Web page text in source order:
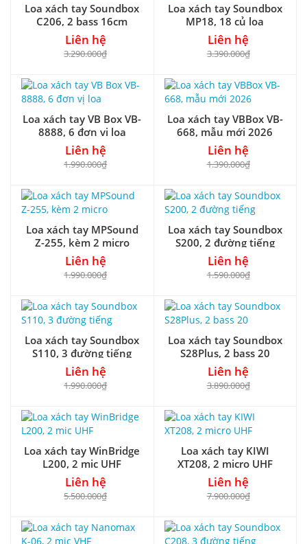
Loa xách tay Soundbox
C206, 2 bass 16cm
Liên hệ
3.290.000₫
Loa xách tay Soundbox
MP18, 18 củ loa
Liên hệ
3.390.000₫
Loa xách tay VB Box VB-
8888, 6 đơn vị loa
Liên hệ
1.990.000₫
Loa xách tay VBBox VB-
668, mẫu mới 2026
Liên hệ
1.390.000₫
Loa xách tay MPSound
Z-255, kèm 2 micro
Liên hệ
1.990.000₫
Loa xách tay Soundbox
S200, 2 đường tiếng
Liên hệ
1.590.000₫
Loa xách tay Soundbox
S110, 3 đường tiếng
Liên hệ
1.990.000₫
Loa xách tay Soundbox
S28Plus, 2 bass 20
Liên hệ
3.890.000₫
Loa xách tay WinBridge
L200, 2 mic UHF
Liên hệ
5.500.000₫
Loa xách tay KIWI
XT208, 2 micro UHF
Liên hệ
7.900.000₫